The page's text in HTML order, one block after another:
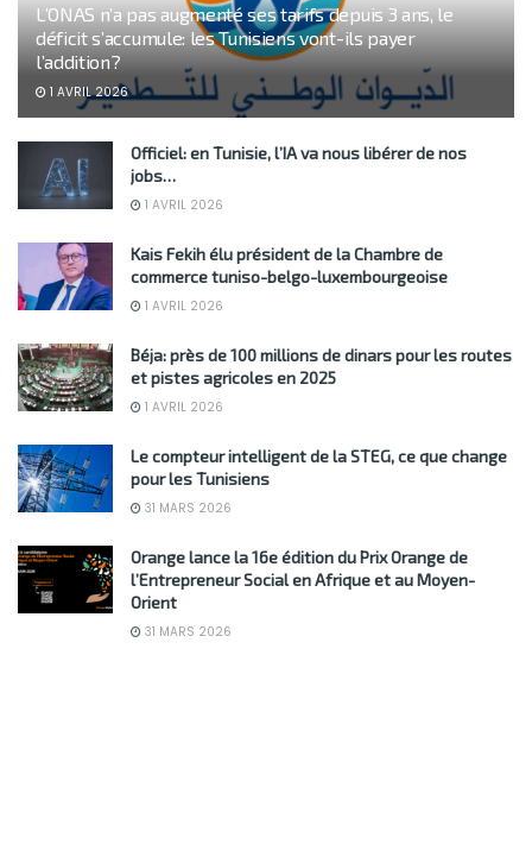
L’ONAS n’a pas augmenté ses tarifs depuis 3 ans, le
déficit s’accumule: les Tunisiens vont-ils payer
l’addition?
1 AVRIL 2026
Officiel: en Tunisie, l’IA va nous libérer de nos
jobs…
1 AVRIL 2026
Kais Fekih élu président de la Chambre de
commerce tuniso-belgo-luxembourgeoise
1 AVRIL 2026
Béja: près de 100 millions de dinars pour les routes
et pistes agricoles en 2025
1 AVRIL 2026
Le compteur intelligent de la STEG, ce que change
pour les Tunisiens
31 MARS 2026
Orange lance la 16e édition du Prix Orange de
l’Entrepreneur Social en Afrique et au Moyen-
Orient
31 MARS 2026